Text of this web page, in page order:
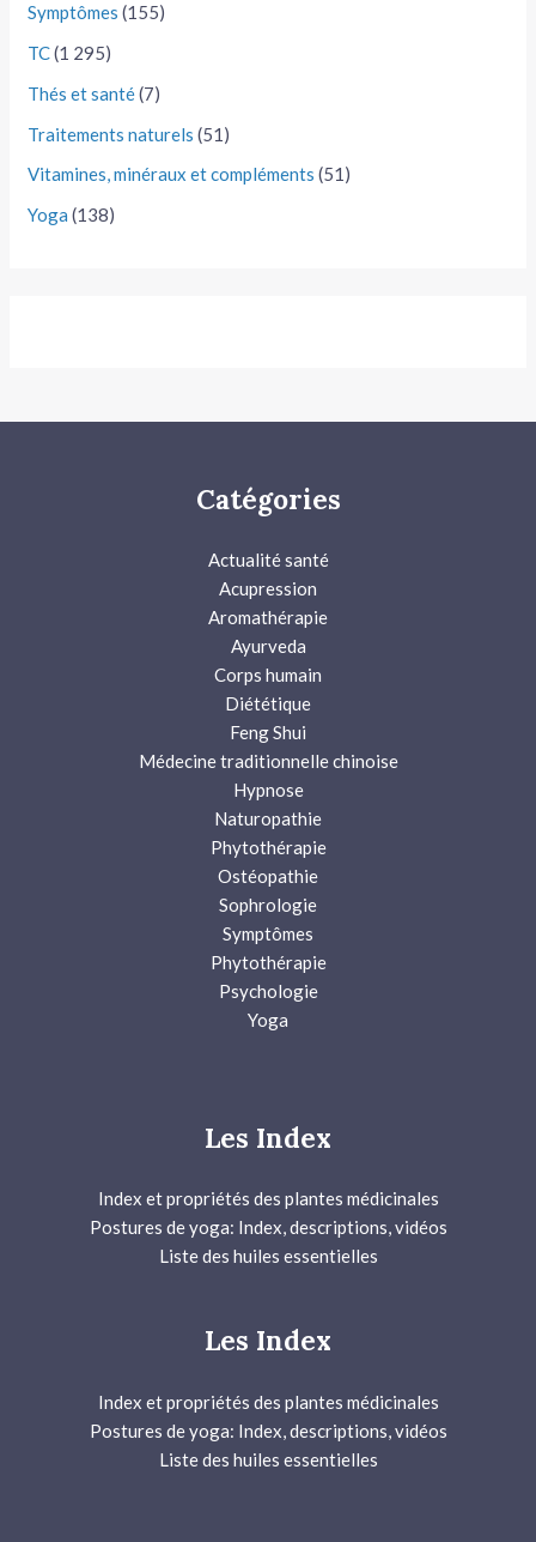
Symptômes (155)
TC(1 295)
Thés et santé(7)
Traitements naturels (51)
Vitamines, minéraux et compléments (51)
Yoga (138)
Catégories
Actualité santé
Acupression
Aromathérapie
Ayurveda
Corps humain
Diététique
Feng Shui
Médecine traditionnelle chinoise
Hypnose
Naturopathie
Phytothérapie
Ostéopathie
Sophrologie
Symptômes
Phytothérapie
Psychologie
Yoga
Les Index
Index et propriétés des plantes médicinales
Postures de yoga: Index, descriptions, vidéos
Liste des huiles essentielles
Les Index
Index et propriétés des plantes médicinales
Postures de yoga: Index, descriptions, vidéos
Liste des huiles essentielles